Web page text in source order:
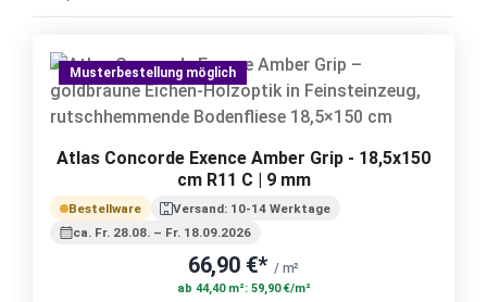
Musterbestellung möglich
Atlas Concorde Exence Amber Grip - 18,5x150
cm R11 C | 9 mm
Bestellware
Versand: 10-14 Werktage
ca. Fr. 28.08. – Fr. 18.09.2026
66,90 €* / m²
ab 44,40 m²: 59,90 €/m²